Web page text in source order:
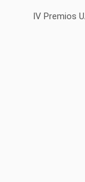
IV Premios